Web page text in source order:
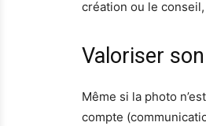
création ou le conseil,
Valoriser
Même si la photo
compte